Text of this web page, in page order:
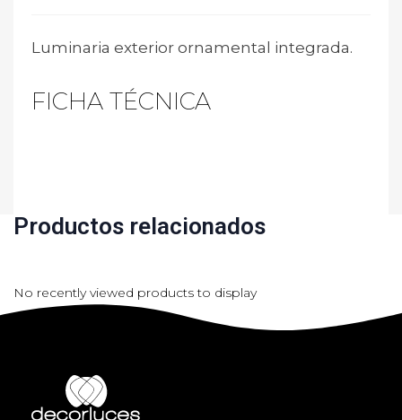
Luminaria exterior ornamental integrada.
FICHA TÉCNICA
Productos relacionados
No recently viewed products to display